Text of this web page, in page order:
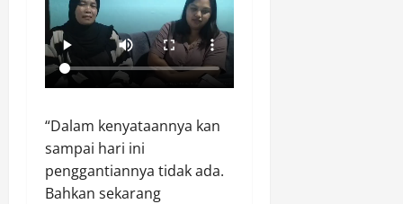
“Dalam kenyataannya kan
sampai hari ini
penggantiannya tidak ada.
Bahkan sekarang